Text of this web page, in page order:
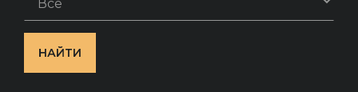
НАЙТИ